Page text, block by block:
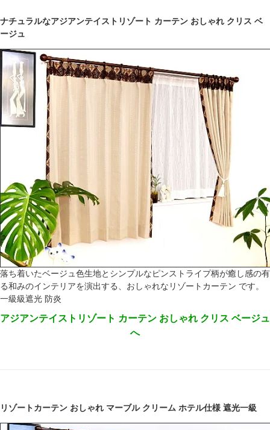
ナチュラルなアジアンテイストリゾート カーテン おしゃれ クリス ベ
ージュ
落ち着いたベージュ色生地とシンプルなピンストライプ柄が癒し感の有
る和みのインテリアを演出する、おしゃれなリゾートカーテン です。
一級級遮光 防炎
アジアンテイストリゾート カーテン おしゃれ クリス ベージュ
へ
リゾートカーテン おしゃれ マーブル クリーム ホテル仕様 遮光一級